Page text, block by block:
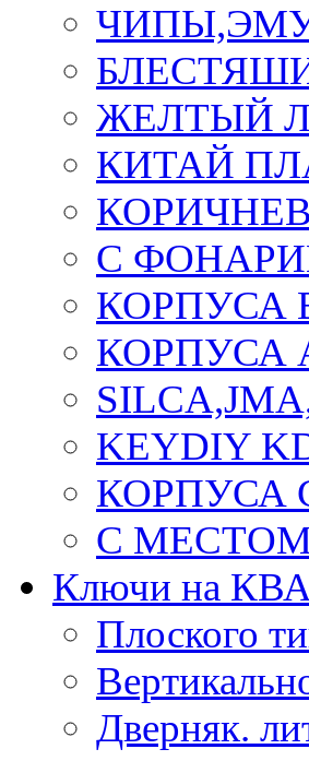
ЖЕЛТЫЙ
КИТАЙ
С
КОРПУСА
КОРПУСА
KEYDIY
КОРПУСА
С
Ключи на
Плоского
Дверняк.